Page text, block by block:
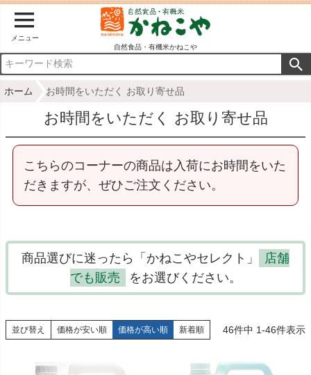
メニュー
自然食品・有機米かねこや
ホーム お時間をいただく お取り寄せ品
お時間をいただく お取り寄せ品
こちらのコーナーの商品は入荷にお時間をいた
だきますが、ぜひご注文ください。
商品選びに迷ったら「かねこやセレクト」
店舗
でも販売
をお選びください。
並び替え 価格が安い順 価格が高い順 新着順 46件中 1-46件表示